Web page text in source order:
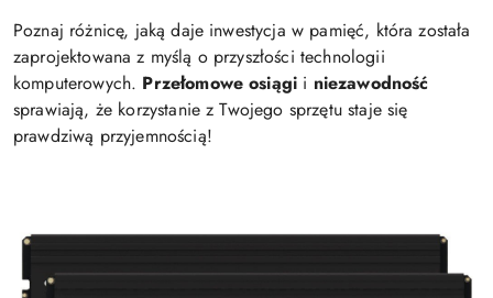
Poznaj różnicę, jaką daje inwestycja w pamięć, która została
zaprojektowana z myślą o przyszłości technologii
komputerowych. Przełomowe osiągi i niezawodność
sprawiają, że korzystanie z Twojego sprzętu staje się
prawdziwą przyjemnością!